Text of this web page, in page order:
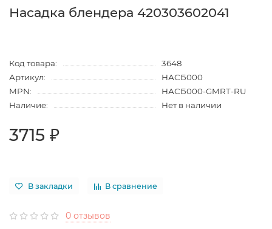
Насадка блендера 420303602041
Код товара:
3648
Артикул:
НАСБ000
MPN:
НАСБ000-GMRT-RU
Наличие:
Нет в наличии
3715 ₽
В закладки В сравнение
0 отзывов